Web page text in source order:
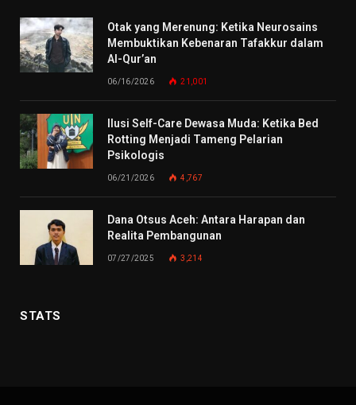
Otak yang Merenung: Ketika Neurosains
Membuktikan Kebenaran Tafakkur dalam
Al-Qur’an
06/16/2026 21,001
Ilusi Self-Care Dewasa Muda: Ketika Bed
Rotting Menjadi Tameng Pelarian
Psikologis
06/21/2026 4,767
Dana Otsus Aceh: Antara Harapan dan
Realita Pembangunan
07/27/2025 3,214
STATS